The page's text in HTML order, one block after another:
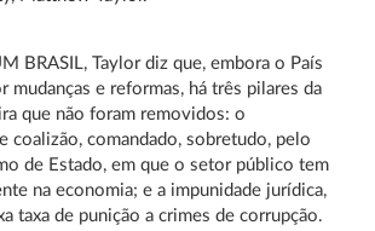
BRASIL, Taylor diz que, embora o País
mudanças e reformas, há três pilares da
que não foram removidos: o
coalizão, comandado, sobretudo, pelo
de Estado, em que o setor público tem
na economia; e a impunidade jurídica,
taxa de punição a crimes de corrupção.